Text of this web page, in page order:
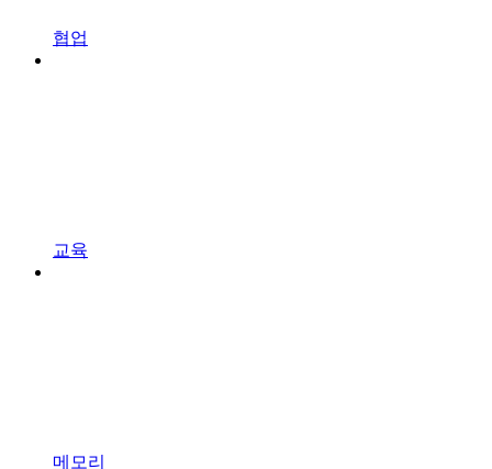
협업
교육
메모리